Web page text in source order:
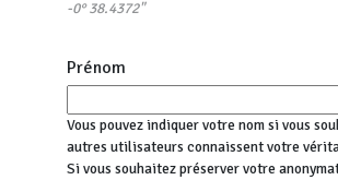
-0° 38.4372"
Prénom
Vous pouvez indiquer votre nom si vous
autres utilisateurs connaissent votre
Si vous souhaitez préserver votre